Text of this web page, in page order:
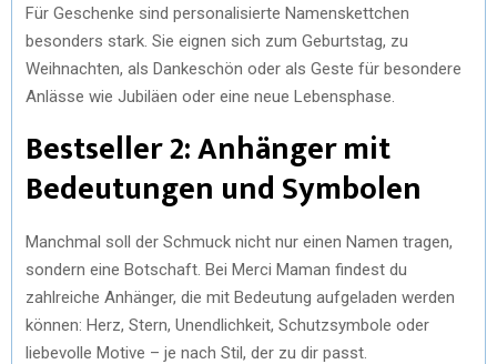
Für Geschenke sind personalisierte Namenskettchen
besonders stark. Sie eignen sich zum Geburtstag, zu
Weihnachten, als Dankeschön oder als Geste für besondere
Anlässe wie Jubiläen oder eine neue Lebensphase.
Bestseller 2: Anhänger mit
Bedeutungen und Symbolen
Manchmal soll der Schmuck nicht nur einen Namen tragen,
sondern eine Botschaft. Bei Merci Maman findest du
zahlreiche Anhänger, die mit Bedeutung aufgeladen werden
können: Herz, Stern, Unendlichkeit, Schutzsymbole oder
liebevolle Motive – je nach Stil, der zu dir passt.